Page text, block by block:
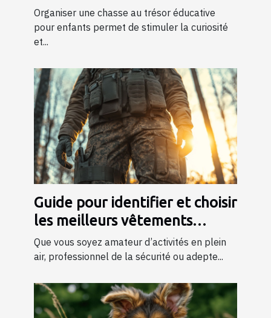
pour enfants
Organiser une chasse au trésor éducative
pour enfants permet de stimuler la curiosité
et...
Guide pour identifier et choisir
les meilleurs vêtements
tactiques
Que vous soyez amateur d’activités en plein
air, professionnel de la sécurité ou adepte...